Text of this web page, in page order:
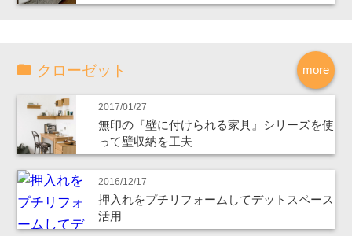
more
クローゼット
2017/01/27
無印の『壁に付けられる家具』シリーズを使
って壁収納を工夫
2016/12/17
押入れをプチリフォームしてデットスペース
活用